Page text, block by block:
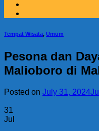
Tempat Wisata, Umum
Pesona dan
Malioboro di
Posted on July 31, 2024
31
Jul